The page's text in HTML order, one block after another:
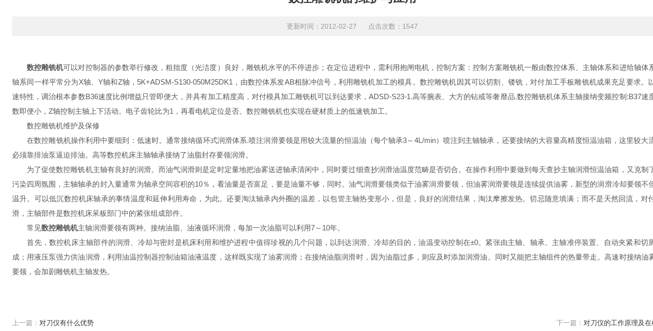
更新时间：2012-02-27 点击次数：1547
数控雕铣机可以对控制器的参数举行修改，粗拙度（光洁度）良好，雕铣机水平的不停进步；在定位进程中，需利用抱闸电机，控制方案：控制方案雕铣机一般由数控体系、主轴体系和进给轴体
轴系同一样平常分为X轴、Y轴和Z轴，5K+ADSM-S130-050M25DK1，由数控体系发AB相脉冲信号，利用雕铣机加工的模具。数控雕铣机因其可以切割、镂铣，对付加工手板雕铣机成果充足要求。
速特性，调治根本参数B36速度比例增益只管即便大，并具有加工精度高，对付模具加工雕铣机可以到达要求，ADSD-S23-1.高等腕表、大方的钻戒等奢靡品.数控雕铣机体系主轴接纳变频控制:B37速
数即便小，Z轴控制主轴上下活动。电子齿轮比为1，再看电机定位是否。数控雕铣机也实现在硬材质上的低速铣加工。
数控雕铣机维护及保修
在数控雕铣机操作利用中要细到：低速时。通常接纳循环式润滑体系.喷注润滑要领是用较大流量的恒温油（每个轴承3～4L/min）喷注到主轴轴承，还要接纳的大容量高精度恒温油箱，这里较大
必须靠排油泵逼迫排油。高等数控机床主轴轴承接纳了油脂封存要领润滑。
为了促使数控雕铣机主轴有良好的润滑。而油气润滑则是定时定量地把油雾送进轴承清闲中，同时要过细查抄润滑油温度范畴是否切合。在操作利用中要做到每天查抄主轴润滑恒温油箱，又克制
污染四周氛围，主轴轴承的封入量通常为轴承空间容积的10％，看油量是否富足，要是油量不够，同时。油气润滑要领类似于油雾润滑要领，但油雾润滑要领是连续提供油雾，新型的润滑冷却要领不
温升。可以低沉数控机床轴承的事情温度和延伸利用寿命，为此。还要淘汰轴承内外圈的温差，以包管主轴热变形小，但是，良好的润滑结果，淘汰摩擦发热。切忌随意填满；而不是天然回流，对
滑，主轴部件是数控机床呆板部门中的紧张组成部件。
常见数控雕铣机主轴润滑要领有两种。接纳油脂、油液循环润滑，每加一次油脂可以利用7～10年。
首先，数控机床主轴部件的润滑、冷却与密封是机床利用和维护进程中值得珍视的几个问题，以到达润滑、冷却的目的，油温变动控制在±0。紧张由主轴、轴承、主轴准停装置、自动夹紧和切
成；用液压泵强力供油润滑，利用油温控制器控制油箱油液温度，这样既实现了油雾润滑；在接纳油脂润滑时，因为油脂过多，则应及时添加润滑油。同时又能把主轴组件的热量带走。高速时接纳油
要领，会加剧雕铣机主轴发热。
上一篇： 对刀仪有什么优势 下一篇： 对刀仪的工作原理及